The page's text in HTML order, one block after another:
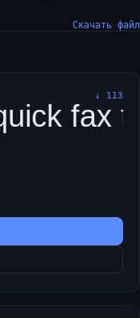
Скачать файл
↓ 113
fax